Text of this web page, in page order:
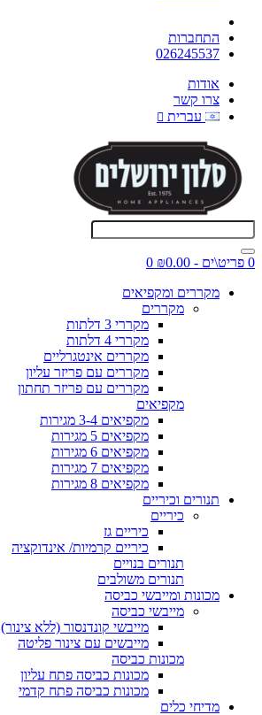
התחברות
026245537
אודות
צרו קשר
עברית
0 פריט\ים - ₪0.00
0
מקררים ומקפיאים
מקררים
מקררי 3 דלתות
מקררי 4 דלתות
מקררים אינטגרליים
מקררים עם פריזר עליון
מקררים עם פריזר תחתון
מקפיאים
מקפיאים 3-4 מגירות
מקפיאים 5 מגירות
מקפיאים 6 מגירות
מקפיאים 7 מגירות
מקפיאים 8 מגירות
תנורים וכיריים
כיריים
כיריים גז
כיריים קרמיות/ אינדוקציה
תנורים בנויים
תנורים משולבים
מכונות ומייבשי כביסה
מייבשי כביסה
מייבשי קונדנסור (ללא צינור)
מייבשים עם צינור פליטה
מכונות כביסה
מכונות כביסה פתח עליון
מכונות כביסה פתח קדמי
מדיחי כלים